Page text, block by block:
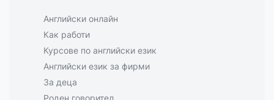
Английски онлайн
Как работи
Курсове по английски език
Английски език за фирми
За деца
Роден говорител